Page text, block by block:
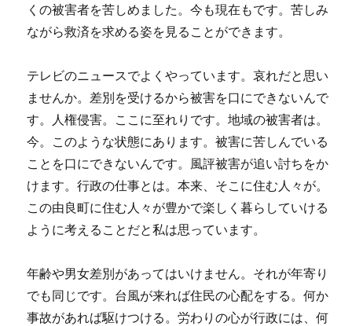
くの被害者を苦しめました。今も現在もです。苦しみ
ながら救済を求める姿を見ることができます。
テレビのニュースでよくやっています。哀れだと思い
ませんか。差別を受けるから被害を口にできないんで
す。人権侵害。ここに至れりです。地域の被害者は。
今。このような状態にあります。被害に苦しんでいる
ことを口にできないんです。風評被害が追い討ちをか
けます。行政の仕事とは。本来、そこに住む人々が。
この由良町に住む人々が豊かで楽しく暮らしていける
ように考えることだと私は思っています。
年齢や男女差別があってはいけません。それが年寄り
でも同じです。台風が来れば住民の心配をする。何か
事故があれば駆けつける。労わりの心が行政には、何